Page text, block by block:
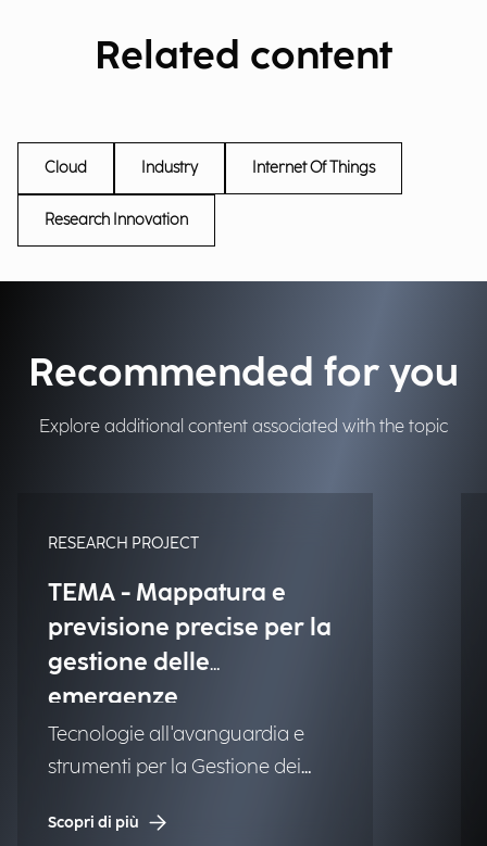
Related content
Cloud Industry Internet Of Things
Research Innovation
Recommended for you
Explore additional content associated with the topic
RESEARCH PROJECT
TEMA - Mappatura e
previsione precise per la
gestione delle
emergenze
Tecnologie all'avanguardia e
strumenti per la Gestione dei
Scopri di più